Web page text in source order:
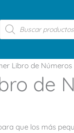
Búsqueda
de
productos
Libro de Números
de
que los más